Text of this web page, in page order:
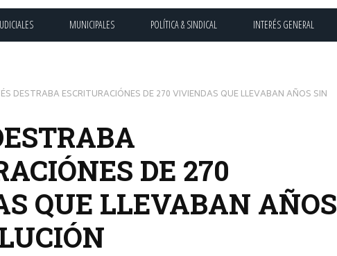
MUNICIPALES POLÍTICA & SINDICAL INTERÉS GENERAL
DESTRABA ESCRITURACIÓNES DE 270 VIVIENDAS QUE LLEVABAN AÑOS SIN
DE 270
QUE LLEVABAN AÑOS